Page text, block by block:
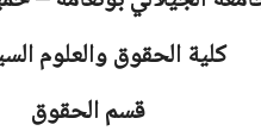
كلية الحقوق والعلوم
قسم الحقوق